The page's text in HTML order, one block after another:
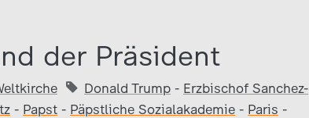
der Präsident
Donald Trump - Erzbischof Sanchez-
- Papst - Päpstliche Sozialakademie - Paris -